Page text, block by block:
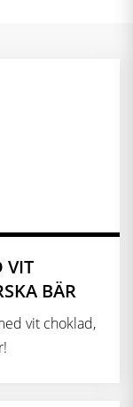
VIT
BÄR
vit choklad,